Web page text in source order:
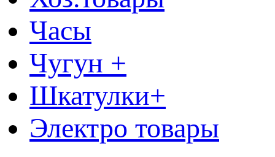
Часы
Чугун +
Шкатулки+
Электро товары